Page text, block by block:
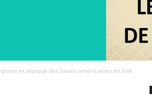
et attaque des bases américaines en Irak